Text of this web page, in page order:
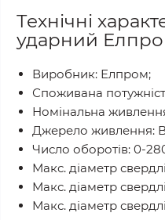
Технічні
ударний
Виробник: Елпром;
Споживана
Номінальна
Джерело живлення:
Число оборотів: 0-
Макс. діаметр
Макс. діаметр
Макс. діаметр